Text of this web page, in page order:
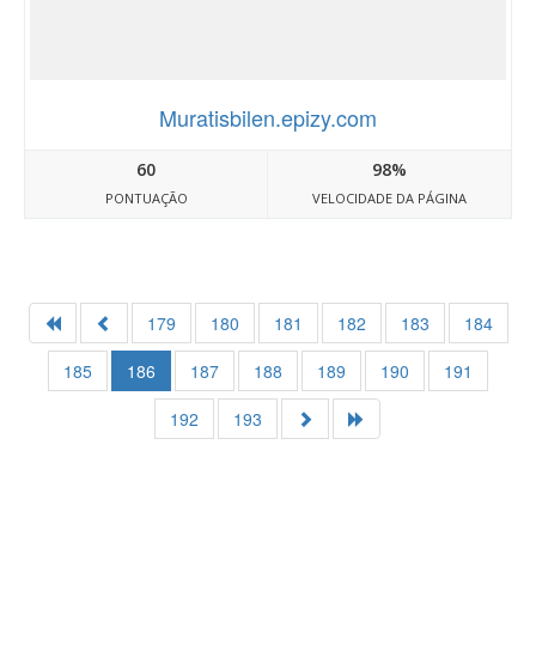
Muratisbilen.epizy.com
60
PONTUAÇÃO
98%
VELOCIDADE DA PÁGINA
179 180 181 182 183
184
185
186 187 188 189 190
191
192
193